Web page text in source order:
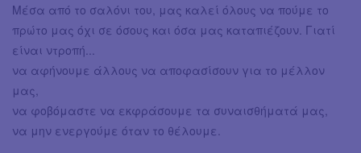
Μέσα από το σαλόνι του, μας καλεί όλους να πούμε το
πρώτο μας όχι σε όσους και όσα μας καταπιέζουν. Γιατί
είναι ντροπή...
να αφήνουμε άλλους να αποφασίσουν για το μέλλον
μας,
να φοβόμαστε να εκφράσουμε τα συναισθήματά μας,
να μην ενεργούμε όταν το θέλουμε.